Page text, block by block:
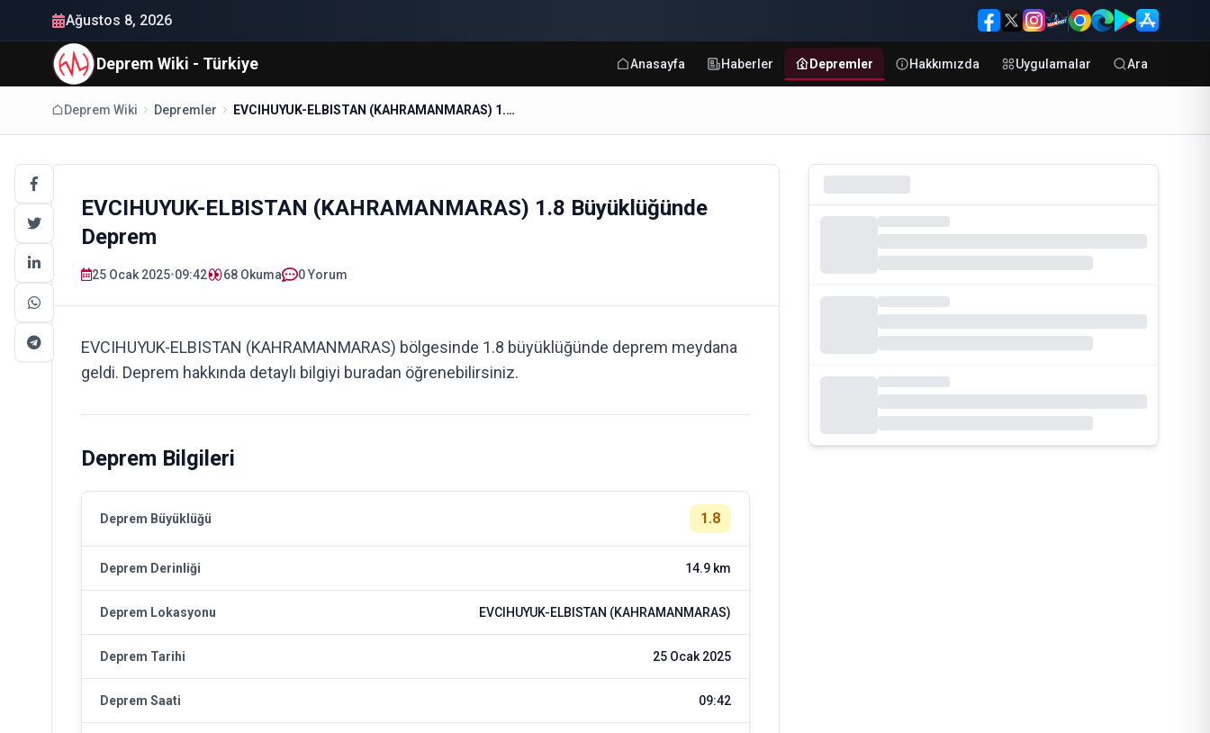
Ağustos 8, 2026
Deprem Wiki - Türkiye Anasayfa Haberler Depremler Hakkımızda Uygulamalar Ara
Deprem Wiki Depremler EVCIHUYUK-ELBISTAN (KAHRAMANMARAS) 1.8 Büyüklüğünde Deprem
EVCIHUYUK-ELBISTAN (KAHRAMANMARAS) 1.8 Büyüklüğünde
Deprem
25 Ocak 2025•09:42 68 Okuma 0 Yorum
EVCIHUYUK-ELBISTAN (KAHRAMANMARAS) bölgesinde 1.8 büyüklüğünde deprem meydana
geldi. Deprem hakkında detaylı bilgiyi buradan öğrenebilirsiniz.
Deprem Bilgileri
Deprem Büyüklüğü 1.8
Deprem Derinliği 14.9 km
Deprem Lokasyonu EVCIHUYUK-ELBISTAN (KAHRAMANMARAS)
Deprem Tarihi 25 Ocak 2025
Deprem Saati 09:42